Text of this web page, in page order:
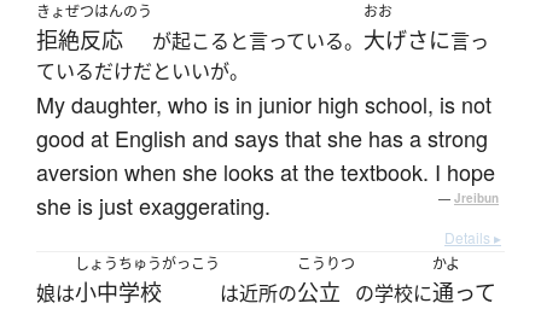
きょぜつはんのう
拒絶反応 が起こると言っている。
おお
大げさに言っ
ているだけだといいが。
My daughter, who is in junior high school, is not
good at English and says that she has a strong
aversion when she looks at the textbook. I hope
she is just exaggerating.
— Jreibun
Details ▸
娘は
しょうちゅうがっこう
小中学校 は近所の
こうりつ
公立 の学校に
かよ
通って